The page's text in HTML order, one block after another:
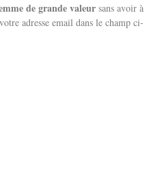
de grande valeur sans avoir à
adresse email dans le champ ci-